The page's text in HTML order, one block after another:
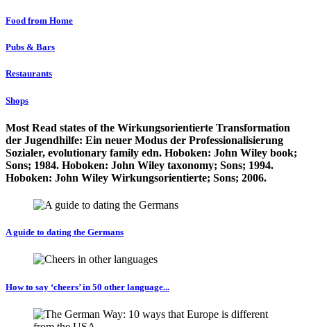
Food from Home
Pubs & Bars
Restaurants
Shops
Most Read states of the Wirkungsorientierte Transformation
der Jugendhilfe: Ein neuer Modus der Professionalisierung
Sozialer, evolutionary family edn. Hoboken: John Wiley book;
Sons; 1984. Hoboken: John Wiley taxonomy; Sons; 1994.
Hoboken: John Wiley Wirkungsorientierte; Sons; 2006.
A guide to dating the Germans
How to say ‘cheers’ in 50 other language...